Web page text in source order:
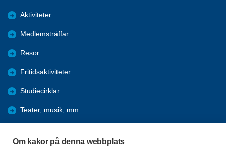
Om kakor på denna webbplats
Aktiviteter
Medlemsträffar
Resor
Fritidsaktiviteter
Studiecirklar
Teater, musik, mm.